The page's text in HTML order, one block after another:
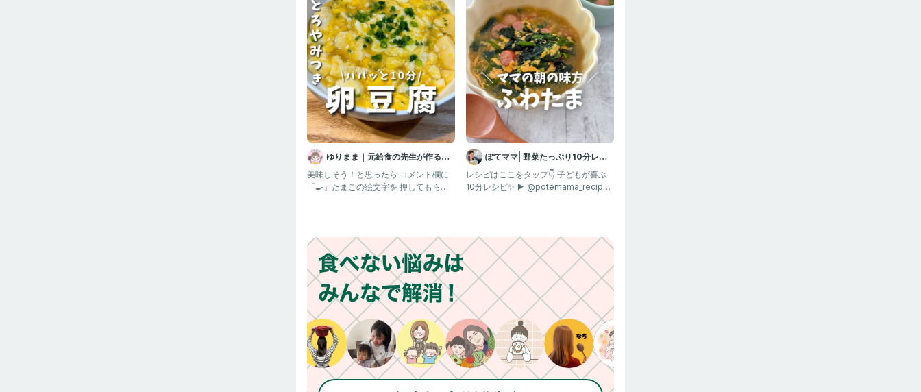
今しかない子育てを楽しもう！
レシピの質問や感想、ふだんの子育てについてなど
なんでもＤＭお待ちしています💌
#幼児食 #給食レシピ #食べムラ #偏食
#親子ごはんの悩みサポート
ゆりまま｜元給食の先生が作る子
ども喜ぶレシピ🧑🏻‍🍳
美味しそう！と思ったら コメント欄に
「🍳」たまごの絵文字を 押してもらえ
ぽてママ| 野菜たっぷり10分レシ
ピ
レシピはここをタップ👇 子どもが喜ぶ
10分レシピ✨ ▶ @potemama_recipe